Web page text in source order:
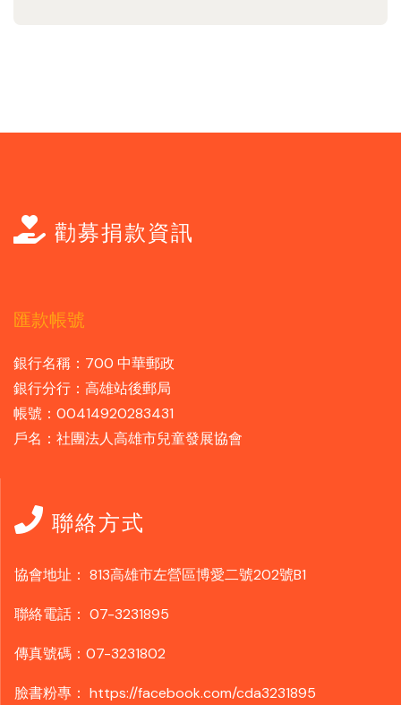
勸募捐款資訊
匯款帳號
銀行名稱：700 中華郵政
銀行分行：高雄站後郵局
帳號：00414920283431
戶名：社團法人高雄市兒童發展協會
聯絡方式
協會地址： 813高雄市左營區博愛二號202號B1
聯絡電話： 07-3231895
傳真號碼：07-3231802
臉書粉專： https://facebook.com/cda3231895